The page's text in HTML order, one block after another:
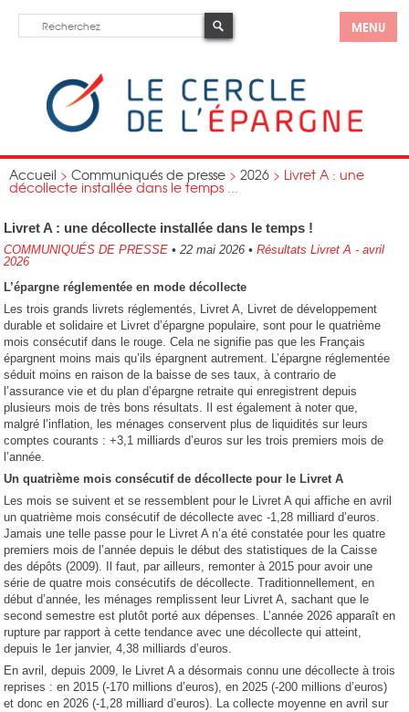
MENU
Accueil > Communiqués de presse > 2026 > Livret A : une
décollecte installée dans le temps ...
Livret A : une décollecte installée dans le temps !
COMMUNIQUÉS DE PRESSE • 22 mai 2026• Résultats Livret A - avril
2026
L’épargne réglementée en mode décollecte
Les trois grands livrets réglementés, Livret A, Livret de développement
durable et solidaire et Livret d’épargne populaire, sont pour le quatrième
mois consécutif dans le rouge. Cela ne signifie pas que les Français
épargnent moins mais qu’ils épargnent autrement. L’épargne réglementée
séduit moins en raison de la baisse de ses taux, à contrario de
l’assurance vie et du plan d’épargne retraite qui enregistrent depuis
plusieurs mois de très bons résultats. Il est également à noter que,
malgré l’inflation, les ménages conservent plus de liquidités sur leurs
comptes courants : +3,1 milliards d’euros sur les trois premiers mois de
l’année.
Un quatrième mois consécutif de décollecte pour le Livret A
Les mois se suivent et se ressemblent pour le Livret A qui affiche en avril
un quatrième mois consécutif de décollecte avec -1,28 milliard d’euros.
Jamais une telle passe pour le Livret A n’a été constatée pour les quatre
premiers mois de l’année depuis le début des statistiques de la Caisse
des dépôts (2009). Il faut, par ailleurs, remonter à 2015 pour avoir une
série de quatre mois consécutifs de décollecte. Traditionnellement, en
début d’année, les ménages remplissent leur Livret A, sachant que le
second semestre est plutôt porté aux dépenses. L’année 2026 apparaît en
rupture par rapport à cette tendance avec une décollecte qui atteint,
depuis le 1er janvier, 4,38 milliards d’euros.
En avril, depuis 2009, le Livret A a désormais connu une décollecte à trois
reprises : en 2015 (-170 millions d’euros), en 2025 (-200 millions d’euros)
et donc en 2026 (-1,28 milliard d’euros). La collecte moyenne en avril sur